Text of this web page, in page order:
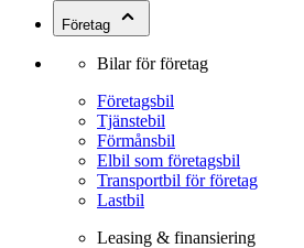
Företag
Bilar för företag
Företagsbil
Tjänstebil
Förmånsbil
Elbil som företagsbil
Transportbil för företag
Lastbil
Leasing & finansiering